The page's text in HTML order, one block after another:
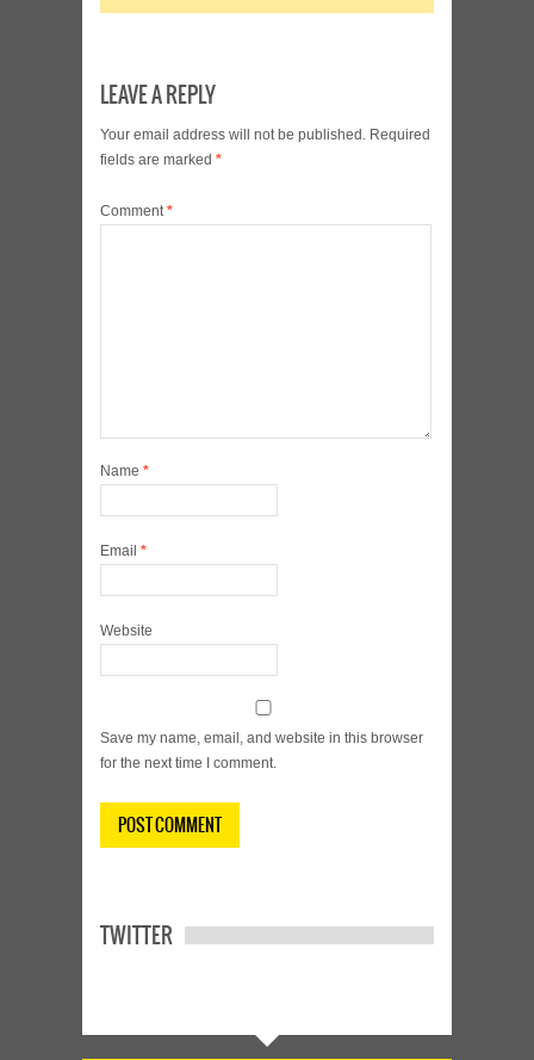
LEAVE A REPLY
Your email address will not be published. Required
fields are marked *
Comment*
Name *
Email *
Website
Save my name, email, and website in this browser
for the next time I comment.
TWITTER